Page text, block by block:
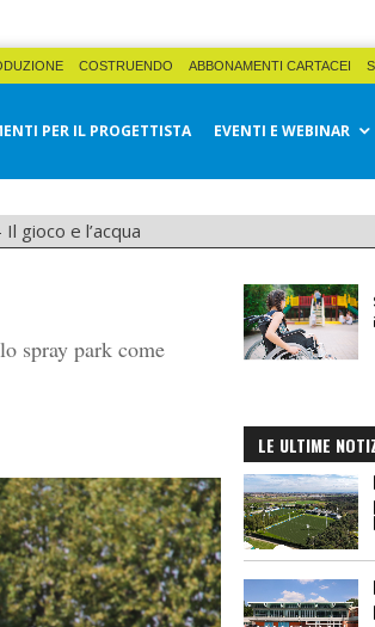
COSTRUENDO ABBONAMENTI CARTACEI
PER IL PROGETTISTA EVENTI E WEBINAR
Il gioco e l’acqua
spray park come
LE ULTIME